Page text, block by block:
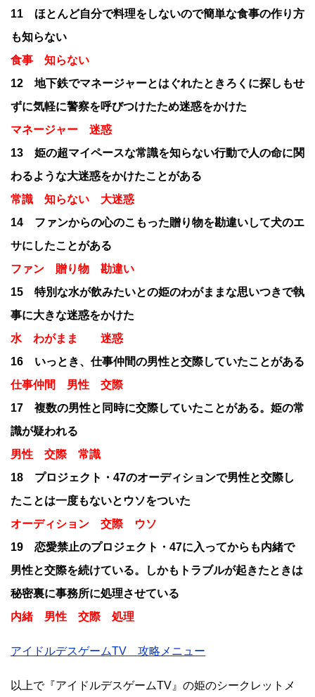
11 ほとんど自分で料理をしないので簡単な食事の作り方
も知らない
食事 知らない
12 地下鉄でマネージャーとはぐれたときろくに探しもせ
ずに気軽に警察を呼びつけたため迷惑をかけた
マネージャー 迷惑
13 姫の超マイペースな常識を知らない行動で人の命に関
わるような大迷惑をかけたことがある
常識 知らない 大迷惑
14 ファンからの心のこもった贈り物を勘違いして犬のエ
サにしたことがある
ファン 贈り物 勘違い
15 特別な水が飲みたいとの姫のわがままな思いつきで執
事に大きな迷惑をかけた
水 わがまま 迷惑
16 いっとき、仕事仲間の男性と交際していたことがある
仕事仲間 男性 交際
17 複数の男性と同時に交際していたことがある。姫の常
識が疑われる
男性 交際 常識
18 プロジェクト・47のオーディションで男性と交際し
たことは一度もないとウソをついた
オーディション 交際 ウソ
19 恋愛禁止のプロジェクト・47に入ってからも内緒で
男性と交際を続けている。しかもトラブルが起きたときは
秘密裏に事務所に処理させている
内緒 男性 交際 処理
アイドルデスゲームTV 攻略メニュー
以上で『アイドルデスゲームTV』の姫のシークレットメ